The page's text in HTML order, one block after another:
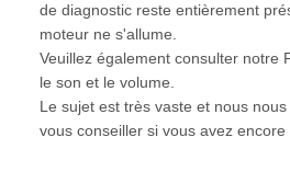
de diagnostic reste entièrement
moteur ne s'allume.
Veuillez également consulter notre
le son et le volume.
Le sujet est très vaste et nous
vous conseiller si vous avez encore